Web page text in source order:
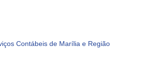
Contábeis de Marília e Região